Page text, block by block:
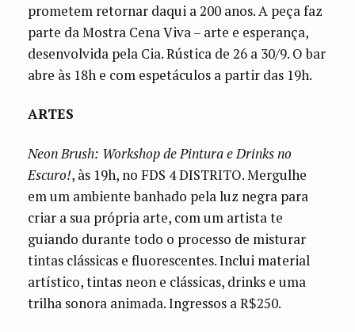
prometem retornar daqui a 200 anos. A peça faz
parte da Mostra Cena Viva – arte e esperança,
desenvolvida pela Cia. Rústica de 26 a 30/9. O bar
abre às 18h e com espetáculos a partir das 19h.
ARTES
Neon Brush: Workshop de Pintura e Drinks no
Escuro!, às 19h, no FDS 4 DISTRITO. Mergulhe
em um ambiente banhado pela luz negra para
criar a sua própria arte, com um artista te
guiando durante todo o processo de misturar
tintas clássicas e fluorescentes. Inclui material
artístico, tintas neon e clássicas, drinks e uma
trilha sonora animada. Ingressos a R$250.